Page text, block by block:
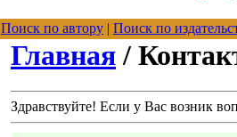
Поиск по автору | Поиск по
Главная /
Здравствуйте! Если у Вас возник